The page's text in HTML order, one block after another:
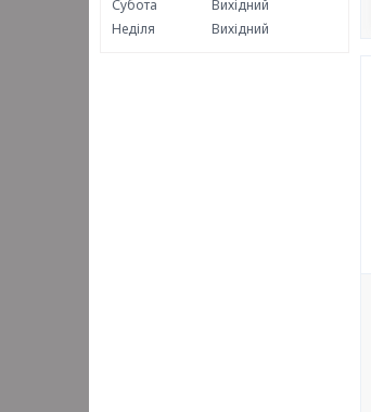
Субота
Вихідний
Неділя
Вихідний